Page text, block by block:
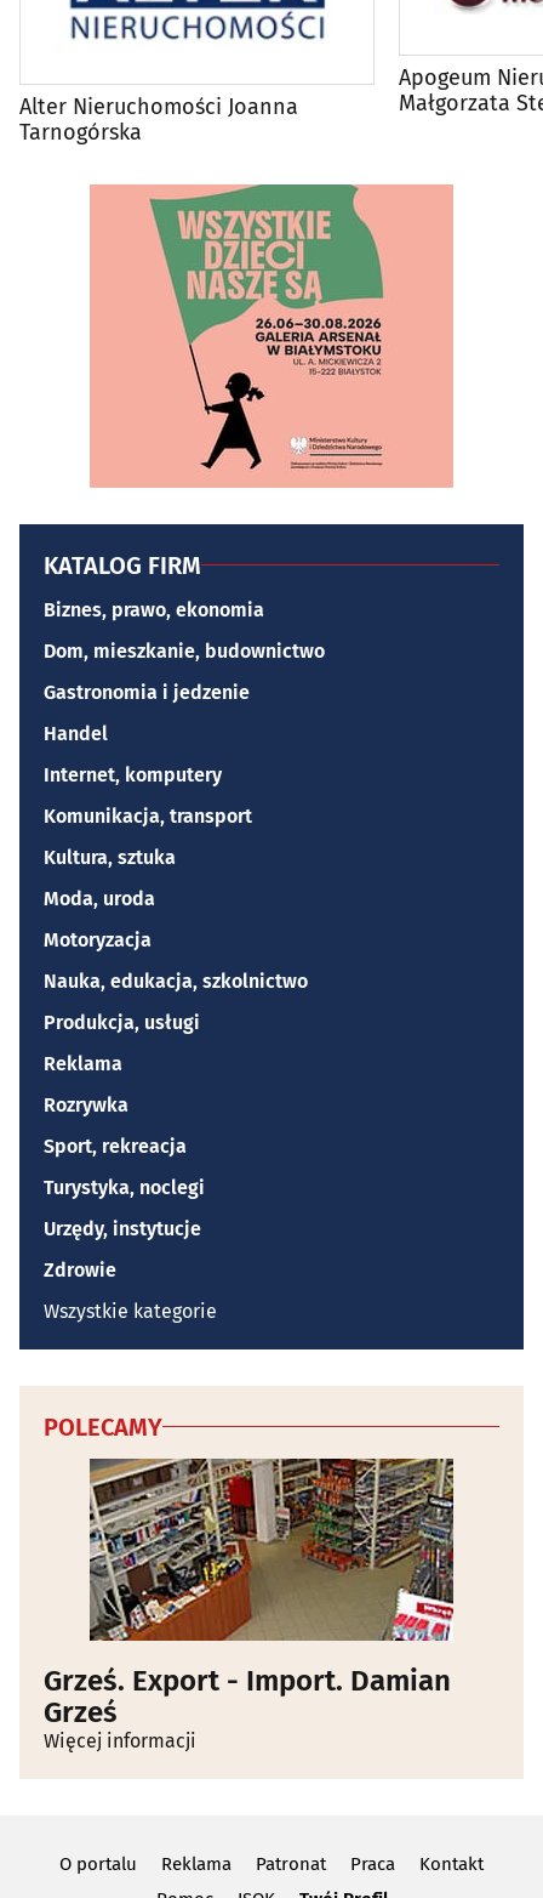
Alter Nieruchomości Joanna
Tarnogórska
Apogeum
Małgorzata
KATALOG FIRM
Biznes, prawo, ekonomia
Dom, mieszkanie, budownictwo
Gastronomia i jedzenie
Handel
Internet, komputery
Komunikacja, transport
Kultura, sztuka
Moda, uroda
Motoryzacja
Nauka, edukacja, szkolnictwo
Produkcja, usługi
Reklama
Rozrywka
Sport, rekreacja
Turystyka, noclegi
Urzędy, instytucje
Zdrowie
Wszystkie kategorie
POLECAMY
Grześ. Export - Import. Damian
Grześ
Więcej informacji
O portalu Reklama Patronat Praca
Kontakt